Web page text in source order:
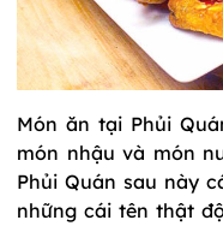
Món ăn tại Phủi
món nhậu và món
Phủi Quán sau này
những cái tên thật